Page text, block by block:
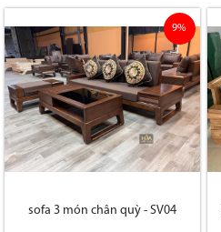
sofa 3 món chân quỳ - SV04
9%